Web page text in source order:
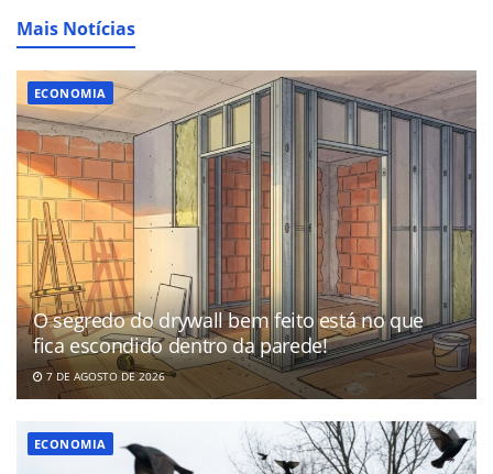
Mais Notícias
ECONOMIA
O segredo do drywall bem feito está no que
fica escondido dentro da parede!
7 DE AGOSTO DE 2026
ECONOMIA